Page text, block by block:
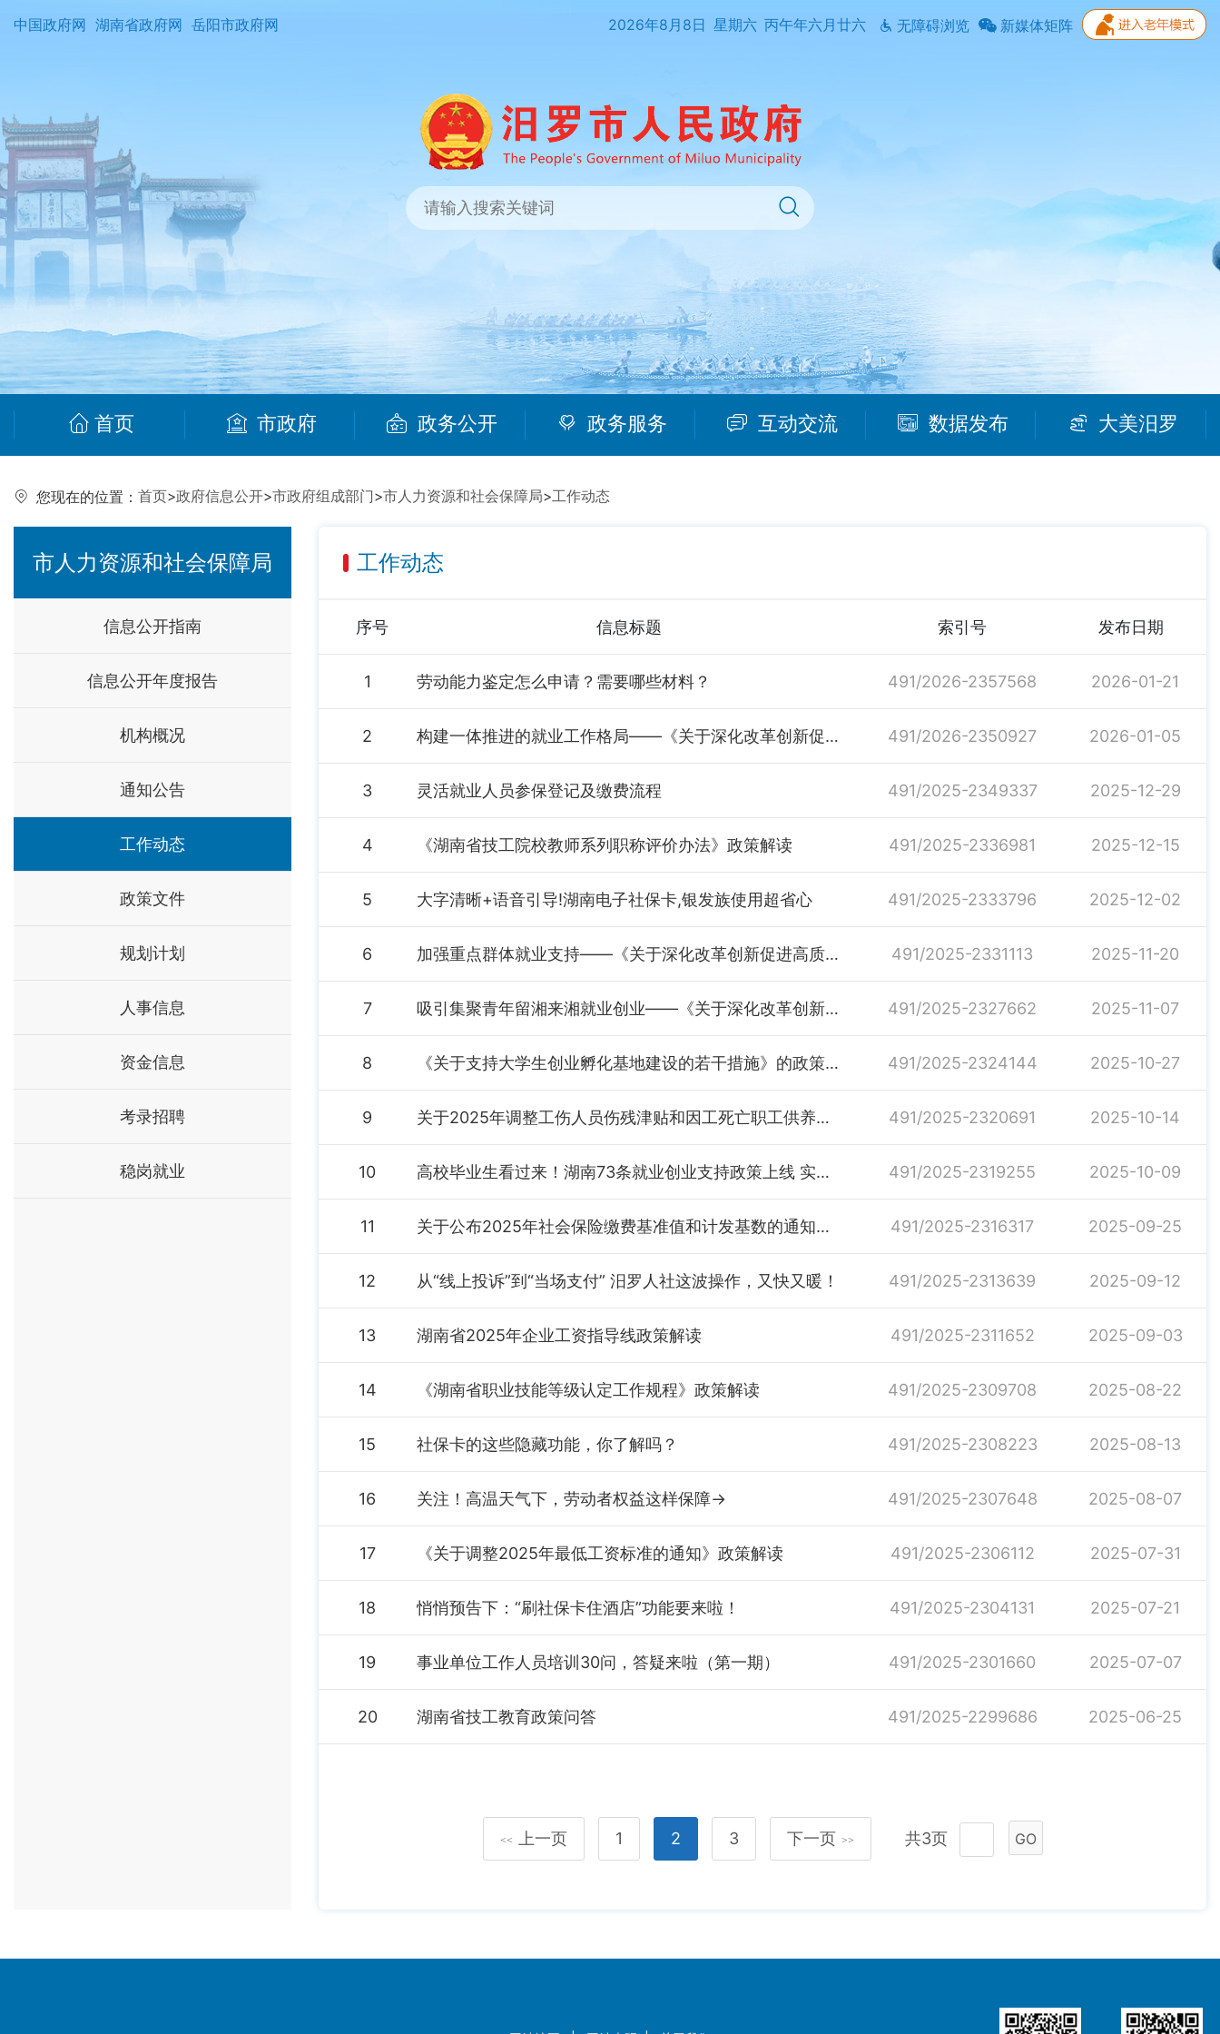
中国政府网 湖南省政府网 岳阳市政府网 2026年8月8日 星期六 丙午年六月廿六 无障碍浏览 新媒体矩阵
首页 市政府 政务公开 政务服务 互动交流 数据发布 大美汨罗
您现在的位置： 首页>政府信息公开>市政府组成部门>市人力资源和社会保障局>工作动态
市人力资源和社会保障局
信息公开指南
信息公开年度报告
机构概况
通知公告
工作动态
政策文件
规划计划
人事信息
资金信息
考录招聘
稳岗就业
工作动态
序号 信息标题 索引号 发布日期
1 劳动能力鉴定怎么申请？需要哪些材料？ 491/2026-2357568 2026-01-21
2 构建一体推进的就业工作格局——《关于深化改革创新促进高质量充分就业的若干政策措施》解读七 491/2026-2350927 2026-01-05
3 灵活就业人员参保登记及缴费流程 491/2025-2349337 2025-12-29
4 《湖南省技工院校教师系列职称评价办法》政策解读 491/2025-2336981 2025-12-15
5 大字清晰+语音引导!湖南电子社保卡,银发族使用超省心 491/2025-2333796 2025-12-02
6 加强重点群体就业支持——《关于深化改革创新促进高质量充分就业的若干政策措施》解读（四） 491/2025-2331113 2025-11-20
7 吸引集聚青年留湘来湘就业创业——《关于深化改革创新促进高质量充分就业的若干政策措施》解读（三） 491/2025-2327662 2025-11-07
8 《关于支持大学生创业孵化基地建设的若干措施》的政策解读 491/2025-2324144 2025-10-27
9 关于2025年调整工伤人员伤残津贴和因工死亡职工供养亲属抚恤金政策解读 491/2025-2320691 2025-10-14
10 高校毕业生看过来！湖南73条就业创业支持政策上线 实现“一网可查” 491/2025-2319255 2025-10-09
11 关于公布2025年社会保险缴费基准值和计发基数的通知的解读 491/2025-2316317 2025-09-25
12 从“线上投诉”到“当场支付” 汨罗人社这波操作，又快又暖！ 491/2025-2313639 2025-09-12
13 湖南省2025年企业工资指导线政策解读 491/2025-2311652 2025-09-03
14 《湖南省职业技能等级认定工作规程》政策解读 491/2025-2309708 2025-08-22
15 社保卡的这些隐藏功能，你了解吗？ 491/2025-2308223 2025-08-13
16 关注！高温天气下，劳动者权益这样保障→ 491/2025-2307648 2025-08-07
17 《关于调整2025年最低工资标准的通知》政策解读 491/2025-2306112 2025-07-31
18 悄悄预告下：“刷社保卡住酒店”功能要来啦！ 491/2025-2304131 2025-07-21
19 事业单位工作人员培训30问，答疑来啦（第一期） 491/2025-2301660 2025-07-07
20 湖南省技工教育政策问答 491/2025-2299686 2025-06-25
<< 上一页 1 2 3 下一页 >> 共3页 GO